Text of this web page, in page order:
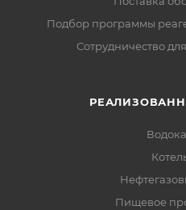
Подбор программы
Сотрудничество
Пищевое